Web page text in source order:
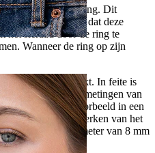
eindeloze ring. Dit
heeft, maar dat deze
het sieraad door de ring te
Wanneer de ring op zijn
worden gebruikt. In feite is
de vorm en afmetingen van
Gebruik het bijvoorbeeld in een
waar de kenmerken van het
inwendige diameter van 8 mm